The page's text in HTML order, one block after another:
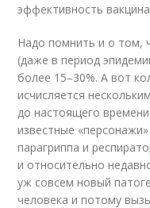
эффективность
Надо помнить и о том,
(даже в период
более 15–30%. А вот
исчисляется
до настоящего
известные
парагриппа и
и относительно
уж совсем новый
человека и потому